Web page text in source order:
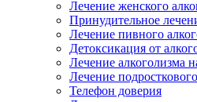
Лечение женского
Принудительное
Лечение пивного
Детоксикация от
Лечение алкоголизма
Лечение
Телефон доверия